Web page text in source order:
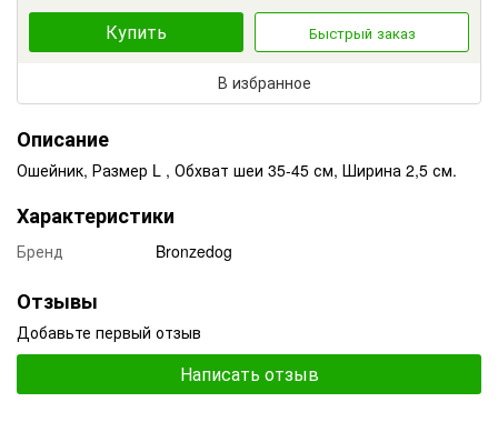
Купить Быстрый заказ
В избранное
Описание
Ошейник, Размер L , Обхват шеи 35-45 см, Ширина 2,5 см.
Характеристики
Бренд Bronzedog
Отзывы
Добавьте первый отзыв
Написать отзыв